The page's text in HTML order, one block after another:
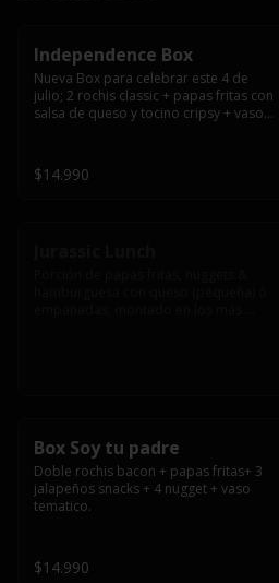
Independence Box
Nueva Box para celebrar este 4 de
julio; 2 rochis classic + papas fritas con
salsa de queso y tocino cripsy + vaso
$14.990
Box Soy tu padre
Doble rochis bacon + papas fritas+ 3
jalapeños snacks + 4 nugget + vaso
tematico.
$14.990